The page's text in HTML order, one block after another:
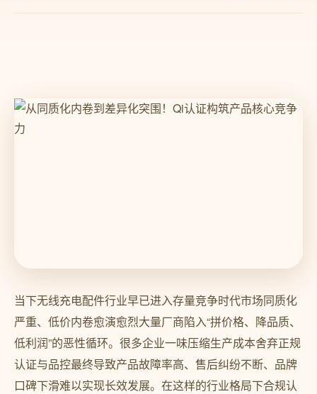
当下无线充电配件行业早已进入存量竞争时代市场同质化
严重、低价内卷愈演愈烈大量厂商陷入“拼价格、降品质、
低利润”的恶性循环。很多企业一味压缩生产成本舍弃正规
认证与品控最终导致产品故障率高、售后纠纷不断、品牌
口碑下滑难以实现长效发展。在这样的行业格局下合规认